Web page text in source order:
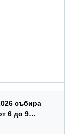
събира
6 до 9